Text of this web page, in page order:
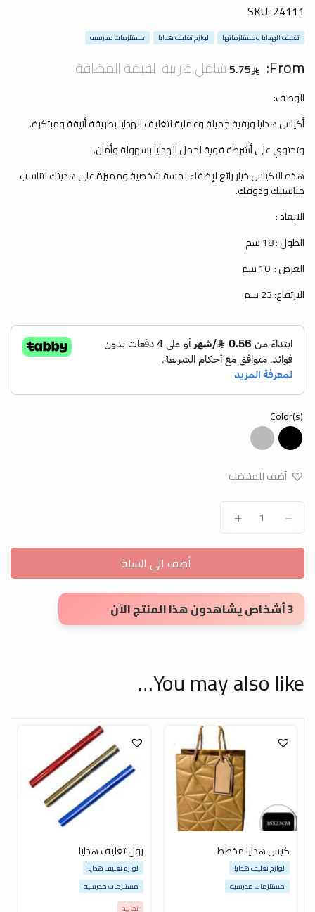
SKU: 24111
تغليف الهدايا ومستلزماتها لوازم تغليف هدايا مستلزمات مدرسيه
From:
5.75شامل ضريبة القيمة المضافة
الوصف:
أكياس هدايا ورقية جميلة وعملية لتغليف الهدايا بطريقة أنيقة ومبتكرة.
وتحتوي على أشرطة قوية لحمل الهدايا بسهولة وأمان.
هذه الاكياس خيار رائع لإضفاء لمسة شخصية ومميزة على هديتك لتناسب
مناسبتك وذوقك.
الابعاد :
الطول : 18 سم
العرض : 10 سم
الارتفاع: 23 سم
Color(s)
أضف للمفضله
كيس هدايا مزخرف صغير quantity
أضف الى السلة
3 أشخاص يشاهدون هذا المنتج الآن
You may also like…
كيس هدايا مخطط
لوازم تغليف هدايا
مستلزمات مدرسيه
رول تغليف هدايا
لوازم تغليف هدايا
مستلزمات مدرسيه
تجاليد